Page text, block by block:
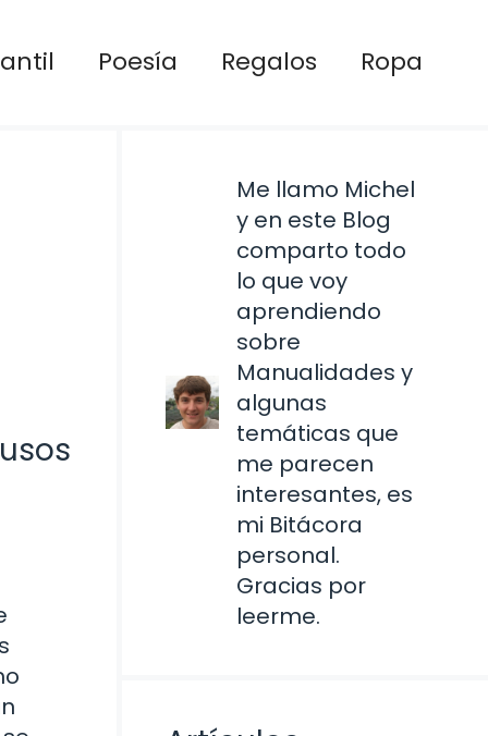
Poesía Regalos Ropa
Me llamo Michel
y en este Blog
comparto todo
lo que voy
aprendiendo
sobre
Manualidades y
algunas
temáticas que
me parecen
interesantes, es
mi Bitácora
personal.
Gracias por
leerme.